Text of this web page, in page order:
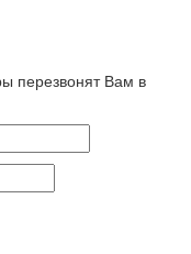
перезвонят Вам в